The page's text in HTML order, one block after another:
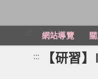
主
網站導覽
::: 【研習